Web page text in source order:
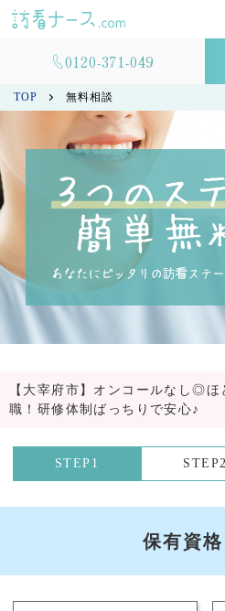
0120-371-049
TOP 無料相談
【大宰府市】オンコールなし◎ほ
職！研修体制ばっちりで安心♪
STEP1 STEP2
保有資格